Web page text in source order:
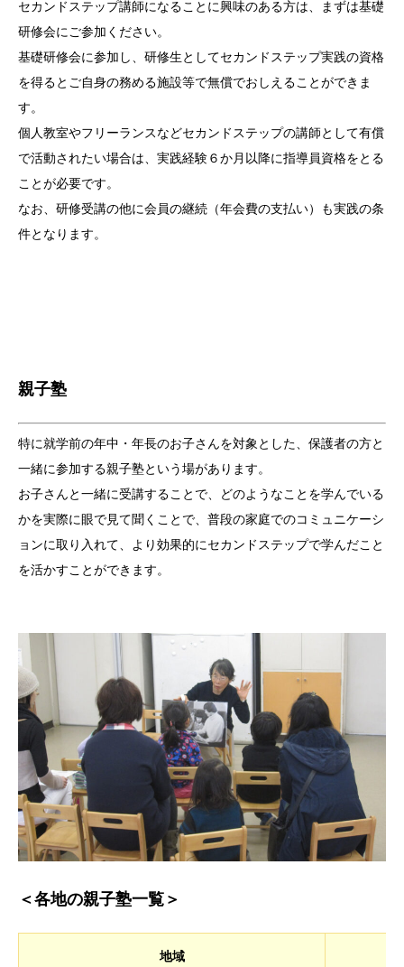
セカンドステップ講師になることに興味のある方は、まずは基礎
研修会にご参加ください。
基礎研修会に参加し、研修生としてセカンドステップ実践の資格
を得るとご自身の務める施設等で無償でおしえることができま
す。
個人教室やフリーランスなどセカンドステップの講師として有償
で活動されたい場合は、実践経験６か月以降に指導員資格をとる
ことが必要です。
なお、研修受講の他に会員の継続（年会費の支払い）も実践の条
件となります。
親子塾
特に就学前の年中・年長のお子さんを対象とした、保護者の方と
一緒に参加する親子塾という場があります。
お子さんと一緒に受講することで、どのようなことを学んでいる
かを実際に眼で見て聞くことで、普段の家庭でのコミュニケーシ
ョンに取り入れて、より効果的にセカンドステップで学んだこと
を活かすことができます。
＜各地の親子塾一覧＞
地域